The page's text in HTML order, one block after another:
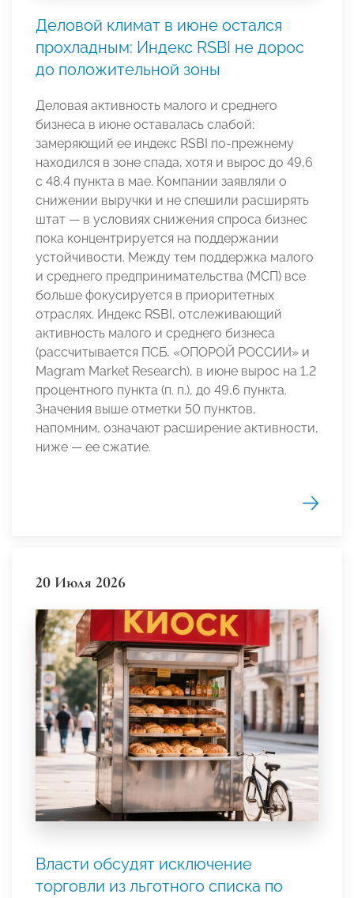
Деловой климат в июне остался
прохладным: Индекс RSBI не дорос
до положительной зоны
Деловая активность малого и среднего
бизнеса в июне оставалась слабой:
замеряющий ее индекс RSBI по-прежнему
находился в зоне спада, хотя и вырос до 49,6
с 48,4 пункта в мае. Компании заявляли о
снижении выручки и не спешили расширять
штат — в условиях снижения спроса бизнес
пока концентрируется на поддержании
устойчивости. Между тем поддержка малого
и среднего предпринимательства (МСП) все
больше фокусируется в приоритетных
отраслях. Индекс RSBI, отслеживающий
активность малого и среднего бизнеса
(рассчитывается ПСБ, «ОПОРОЙ РОССИИ» и
Magram Market Research), в июне вырос на 1,2
процентного пункта (п. п.), до 49,6 пункта.
Значения выше отметки 50 пунктов,
напомним, означают расширение активности,
ниже — ее сжатие.
20 Июля 2026
Власти обсудят исключение
торговли из льготного списка по